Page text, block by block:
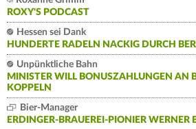
ROXY'S PODCAST
Hessen sei Dank
HUNDERTE RADELN NACKIG DURCH
Unpünktliche Bahn
MINISTER WILL BONUSZAHLUNGEN AN
KOPPELN
Bier-Manager
ERDINGER-BRAUEREI-PIONIER WERNER